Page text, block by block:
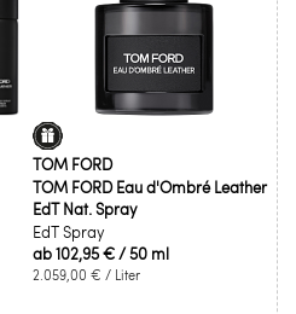
TOM FORD
TOM FORD Eau d'Ombré Leather
EdT Nat. Spray
EdT Spray
ab102,95 €/ 50 ml
2.059,00 € / Liter